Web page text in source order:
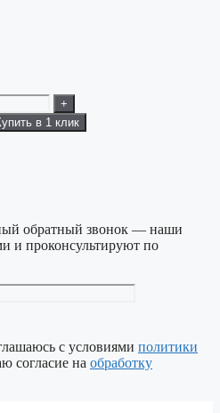
+
в 1 клик
обратный звонок — наши
и проконсультируют по
с условиями политики
согласие на обработку